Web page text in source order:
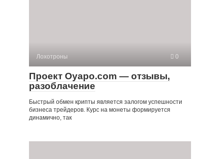
Лохотроны 0
Проект Oyapo.com — отзывы,
разоблачение
Быстрый обмен крипты является залогом успешности
бизнеса трейдеров. Курс на монеты формируется
динамично, так